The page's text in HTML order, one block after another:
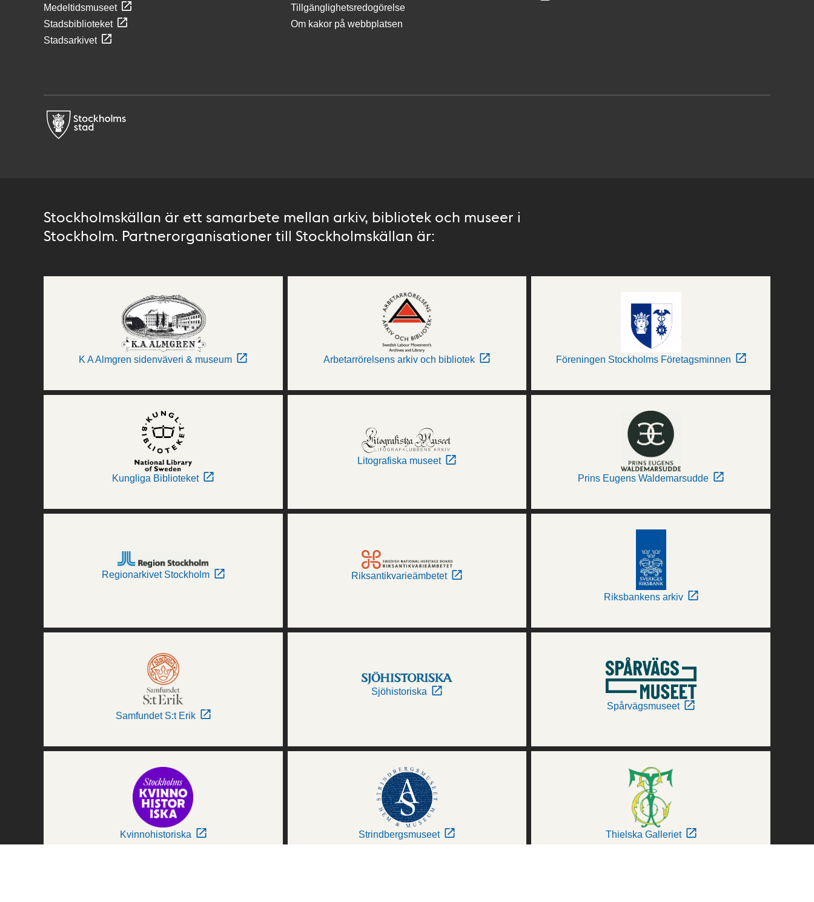
Medeltidsmuseet
Stadsbiblioteket
Stadsarkivet
Tillgänglighetsredogörelse
Om kakor på webbplatsen
Stockholmskällan är ett samarbete mellan arkiv, bibliotek och museer i
Stockholm. Partnerorganisationer till Stockholmskällan är:
K A Almgren sidenväveri & museum Arbetarrörelsens arkiv och bibliotek Föreningen Stockholms Företagsminnen
Kungliga Biblioteket
Litografiska museet
Prins Eugens Waldemarsudde
Regionarkivet Stockholm Riksantikvarieämbetet
Riksbankens arkiv
Samfundet S:t Erik
Sjöhistoriska
Spårvägsmuseet
Kvinnohistoriska Strindbergsmuseet Thielska Galleriet